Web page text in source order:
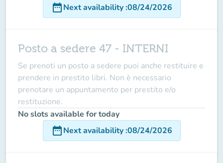
date_rangeNext availability:08/24/2026
Posto a sedere 47 - INTERNI
Se prenoti un posto a sedere puoi anche restituire e
prendere in prestito libri. Non è necessario
prenotare un appuntamento per prestito e/o
restituzione.
No slots available for today
date_rangeNext availability:08/24/2026